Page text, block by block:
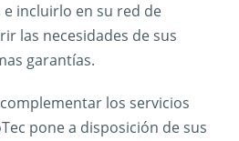
incluirlo en su red de
las necesidades de sus
garantías.
los servicios
pone a disposición de sus